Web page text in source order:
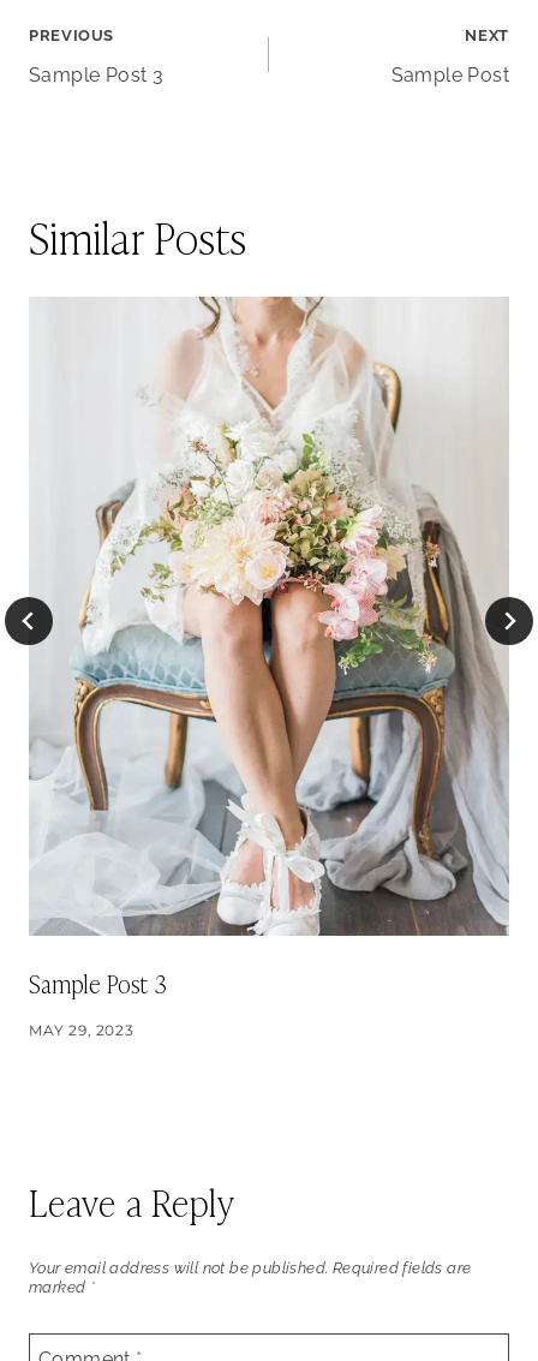
Post
PREVIOUS
Sample Post 3
NEXT
Sample Post
Similar Posts
Sample Post 3
MAY 29, 2023
Leave a Reply
Your email address will not be published. Required fields are
marked *